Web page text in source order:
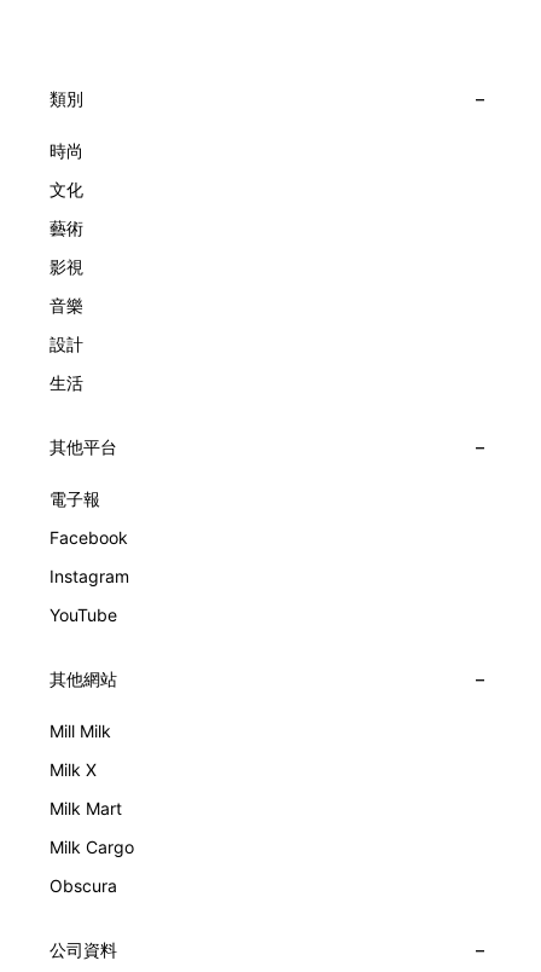
子，以及訴說時間的珠寶。每個主題展區都有精美的佈置回應
大主題展區，彰顯世家的核心價值。2010年，Van Cleef &
級鐘錶大賞（Grand Prix d'Horlogerie de Genève）中獲獎的
擁而吻。雙逆跳機芯精準驅動這場機械浪漫，讓時間不再是抽
象概念，而是心跳的律動。 故事並未完結，2025年推出的
Lady Arpels Bal des Amoureux
類別
時尚
文化
藝術
影視
音樂
設計
生活
其他平台
電子報
Facebook
Instagram
YouTube
其他網站
Mill Milk
Milk X
Milk Mart
Milk Cargo
Obscura
公司資料